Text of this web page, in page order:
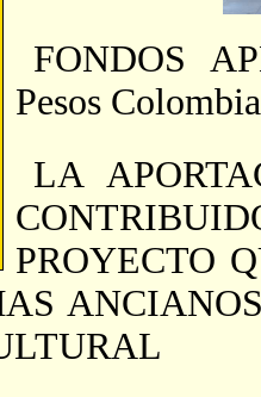
FONDOS
Pesos
LA
PROYECTO